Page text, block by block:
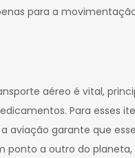
para a
aéreo é vital,
Para esses
garante que
ponto a outro do